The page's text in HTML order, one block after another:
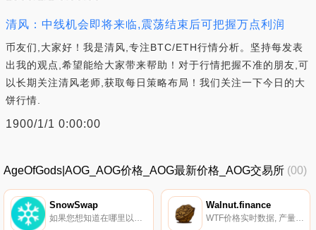
清风：中线机会即将来临,震荡结束后可把握万点利润
币友们,大家好！我是清风,专注BTC/ETH行情分析。坚持每发表
出我的观点,希望能给大家带来帮助！对于行情把握不准的朋友,可
以长期关注清风老师,获取每日策略布局！我们关注一下今日的大
饼行情.
1900/1/1 0:00:00
AgeOfGods|AOG_AOG价格_AOG最新价格_AOG交易所 (00)
SnowSwap
如果您想知道在哪里以当前价格购买SnowSwap,目前交易｛SNOWnname｝股票的顶级加密货币交易所是Gate.io。您可以在我们的加密货币交易所页面上找到其他交易所.
Walnut.finance
WTF价格实时数据, 产量农业项目,旨在解决早期农民会提前抛售其持有的土地的问题。将有V1和V2。V1据说是通货紧缩的,需要用来种植V2,这将激励V1的早期农民持有代币。本内容仅供参考,您不应将任何此类信息或其他材料解释为法律、税务、投资、财务或其他建议.